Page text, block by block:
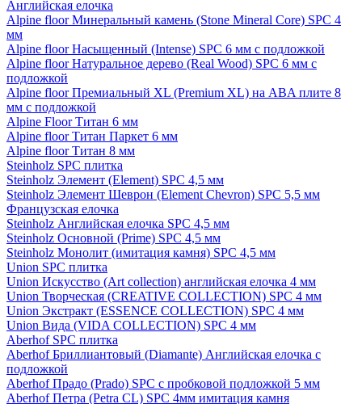
Английская елочка
Alpine floor Минеральный камень (Stone Mineral Core) SPC 4
мм
Alpine floor Насыщенный (Intense) SPC 6 мм с подложкой
Alpine floor Натуральное дерево (Real Wood) SPC 6 мм с
подложкой
Alpine floor Премиальный XL (Premium XL) на ABA плите 8
мм с подложкой
Alpine Floor Титан 6 мм
Alpine floor Титан Паркет 6 мм
Alpine floor Титан 8 мм
Steinholz SPC плитка
Steinholz Элемент (Element) SPC 4,5 мм
Steinholz Элемент Шеврон (Element Chevron) SPC 5,5 мм
Французская елочка
Steinholz Английская елочка SPC 4,5 мм
Steinholz Основной (Prime) SPC 4,5 мм
Steinholz Монолит (имитация камня) SPC 4,5 мм
Union SPC плитка
Union Искусство (Art collection) английская елочка 4 мм
Union Творческая (CREATIVE COLLECTION) SPC 4 мм
Union Экстракт (ESSENCE COLLECTION) SPC 4 мм
Union Вида (VIDA COLLECTION) SPC 4 мм
Aberhof SPC плитка
Aberhof Бриллиантовый (Diamante) Английская елочка с
подложкой
Aberhof Прадо (Prado) SPC с пробковой подложкой 5 мм
Aberhof Петра (Petra CL) SPC 4мм имитация камня